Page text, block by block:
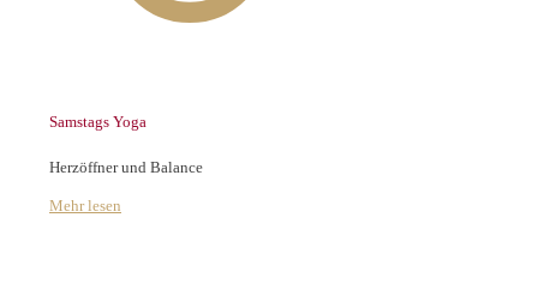
Samstags Yoga
Herzöffner und Balance
Mehr lesen